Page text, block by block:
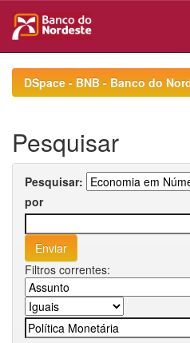
navigationDSpace - BNB - Banco do
Pesquisar
Pesquisar:
por
Filtros correntes: